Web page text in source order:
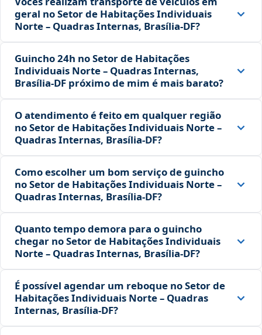
geral no Setor de Habitações Individuais
Norte – Quadras Internas, Brasília‑DF?
Guincho 24h no Setor de Habitações
Individuais Norte – Quadras Internas,
Brasília‑DF próximo de mim é mais barato?
O atendimento é feito em qualquer região
no Setor de Habitações Individuais Norte –
Quadras Internas, Brasília‑DF?
Como escolher um bom serviço de guincho
no Setor de Habitações Individuais Norte –
Quadras Internas, Brasília‑DF?
Quanto tempo demora para o guincho
chegar no Setor de Habitações Individuais
Norte – Quadras Internas, Brasília‑DF?
É possível agendar um reboque no Setor de
Habitações Individuais Norte – Quadras
Internas, Brasília‑DF?